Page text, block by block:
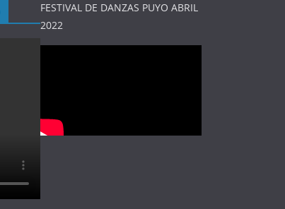
FESTIVAL DE DANZAS PUYO ABRIL
2022